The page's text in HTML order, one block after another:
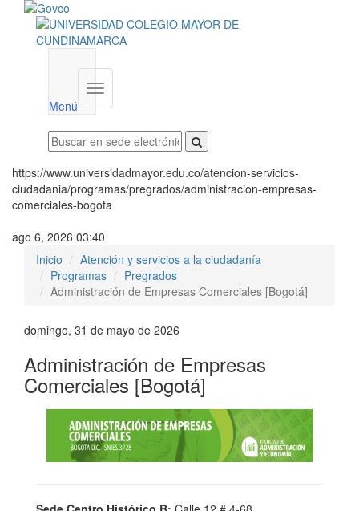
Menú
Menú
institucional
https://www.universidadmayor.edu.co/atencion-servicios-
ciudadania/programas/pregrados/administracion-empresas-
comerciales-bogota
ago 6, 2026 03:40
Inicio
Atención y servicios a la ciudadanía
Programas
Pregrados
Administración de Empresas Comerciales [Bogotá]
domingo, 31 de mayo de 2026
Administración de Empresas
Comerciales [Bogotá]